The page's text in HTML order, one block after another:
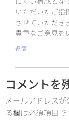
いただいたご指
させていただき
貴重なご意見を
返信
コメントを
メールアドレスが
る欄は必須項目で